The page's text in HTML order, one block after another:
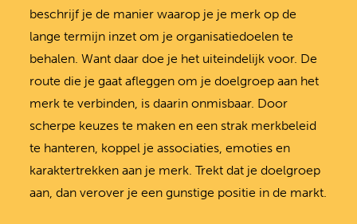
beschrijf je de manier waarop je je merk op de
lange termijn inzet om je organisatiedoelen te
behalen. Want daar doe je het uiteindelijk voor. De
route die je gaat afleggen om je doelgroep aan het
merk te verbinden, is daarin onmisbaar. Door
scherpe keuzes te maken en een strak merkbeleid
te hanteren, koppel je associaties, emoties en
karaktertrekken aan je merk. Trekt dat je doelgroep
aan, dan verover je een gunstige positie in de markt.